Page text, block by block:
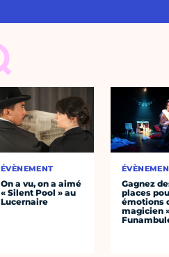
ÉVÈNEMENT
On a vu, on a aimé
« Silent Pool » au
Lucernaire
Gagnez
places
émotions
magicien